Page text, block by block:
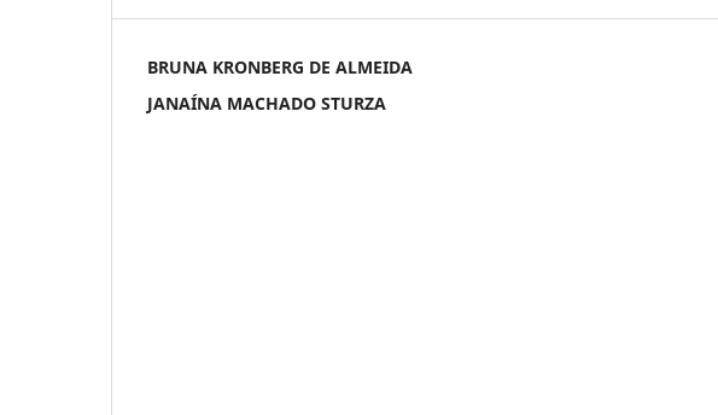
BRUNA KRONBERG DE ALMEIDA
JANAÍNA MACHADO STURZA